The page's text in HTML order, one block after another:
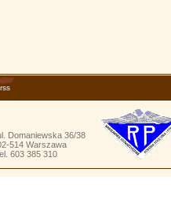
Domaniewska 36/38
514 Warszawa
603 385 310